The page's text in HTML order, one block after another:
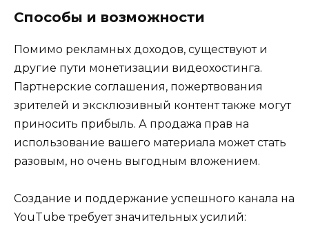
Способы и возможности
Помимо рекламных доходов, существуют и
другие пути монетизации видеохостинга.
Партнерские соглашения, пожертвования
зрителей и эксклюзивный контент также могут
приносить прибыль. А продажа прав на
использование вашего материала может стать
разовым, но очень выгодным вложением.
Создание и поддержание успешного канала на
YouTube требует значительных усилий: